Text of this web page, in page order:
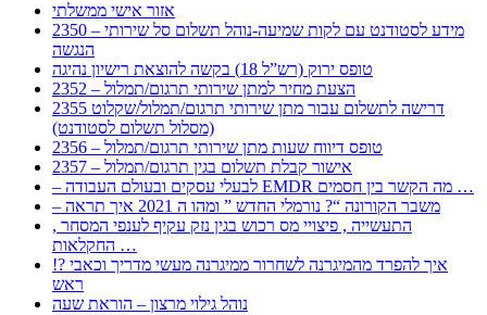
אזור אישי ממשלתי
2350 – מידע לסטודנט עם לקות שמיעה-נוהל תשלום סל שירותי
הנגשה
טופס ירוק (רש”ל 18) בקשה להוצאת רישיון נהיגה
2352 – הצעת מחיר למתן שירותי תרגום/תמלול
2355 דרישה לתשלום עבור מתן שירותי תרגום/תמלול/שקלוט
(מסלול תשלום לסטודנט)
2356 – טופס דיווח שעות מתן שירותי תרגום/תמלול
2357 – אישור קבלת תשלום בגין תרגום/תמלול
– לבעלי עסקים ובעולם העבודה EMDR מה הקשר בין חסמים …
– משבר הקורונה “? נורמלי החדש ” ומהו ה 2021 איך תראה
, התעשייה , פיצויי מס רכוש בגין נזק עקיף לענפי המסחר
החקלאות …
!? איך להפרד מהמיגרנה לשחרור ממיגרנה מעשי מדריך וכאבי
ראש
נוהל גילוי מרצון – הוראת שעה